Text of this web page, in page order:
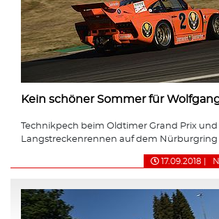
Kein schöner Sommer für
Technikpech beim Oldtimer Grand Prix
Langstreckenrennen auf dem Nürburgring
17.09.2018